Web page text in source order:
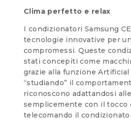
Clima perfetto e relax
I condizionatori Samsung
tecnologie innovative per
compromessi. Queste
stati concepiti come
grazie alla funzione
“studiando” il
riconoscono adattandosi
semplicemente con il tocco
telecomando il